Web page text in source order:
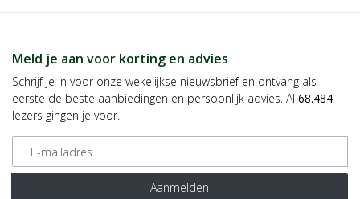
Meld je aan voor korting en advies
Schrijf je in voor onze wekelijkse nieuwsbrief en ontvang als
eerste de beste aanbiedingen en persoonlijk advies. Al 68.484
lezers gingen je voor.
E-mailadres
Aanmelden